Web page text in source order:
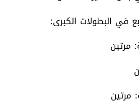
في البطولات الكبرى:
مرتين
مرتين